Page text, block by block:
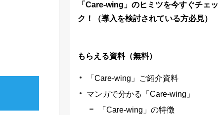
「Care-wing」のヒミツを今すぐチェッ
ク！（導入を検討されている方必見）
もらえる資料（無料）
「Care-wing」ご紹介資料
マンガで分かる「Care-wing」
「Care-wing」の特徴